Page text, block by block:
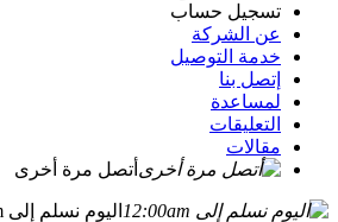
تسجيل حساب
عن الشركة
خدمة التوصيل
إتصل بنا
لمساعدة
التعليقات
مقالات
أتصل مرة أخرى
اليوم نسلم إلى 12:00am